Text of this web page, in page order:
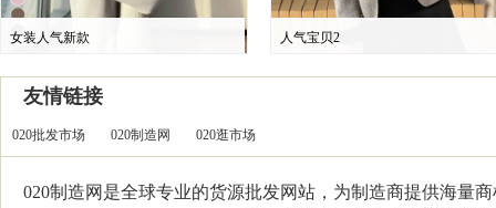
女装人气新款 人气宝贝2
友情链接
020批发市场 020制造网 020逛市场
020制造网是全球专业的货源批发网站，为制造商提供海量